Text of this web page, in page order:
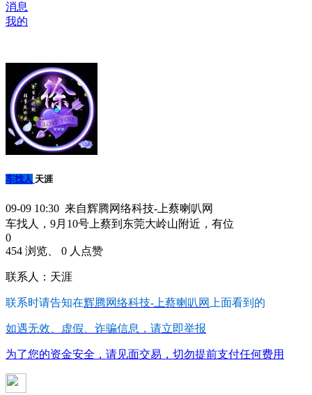
消息
我的
车找人 天涯
09-09 10:30 来自辉腾网络科技-上蔡喇叭网
车找人，9月10号上蔡到东莞大岭山附近，有位
0
454 浏览、 0 人点赞
联系人：天涯
联系时请告知在辉腾网络科技-上蔡喇叭网 上面看到的
如遇无效、虚假、诈骗信息，请立即举报
为了您的资金安全，请见面交易，切勿提前支付任何费用